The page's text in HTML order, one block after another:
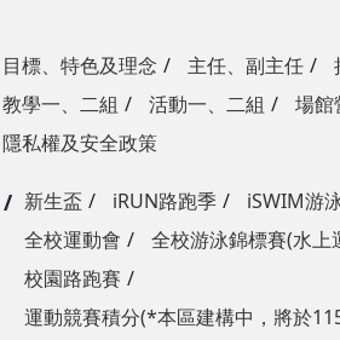
目標、特色及理念 主任、副主任
教學一、二組
活動一、二組
場館
隱私權及安全政策
新生盃 iRUN路跑季 iSWIM游
全校運動會
全校游泳錦標賽(水上
校園路跑賽
運動競賽積分(*本區建構中，將於